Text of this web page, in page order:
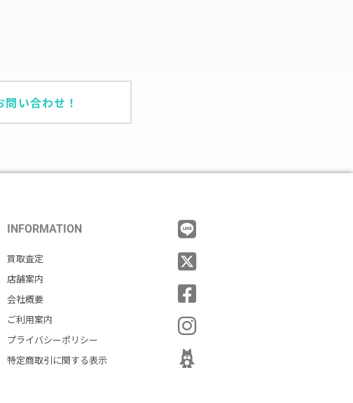
い合わせ！
INFORMATION
買取査定
店舗案内
会社概要
ご利用案内
プライバシーポリシー
特定商取引に関する表示